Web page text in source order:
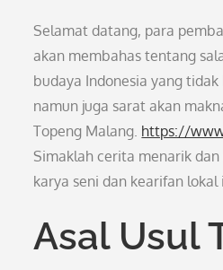
Selamat datang, para
akan membahas tentang
budaya Indonesia yang
namun juga sarat akan
Topeng Malang. https://
Simaklah cerita menarik
karya seni dan kearifan lokal
Asal Usul